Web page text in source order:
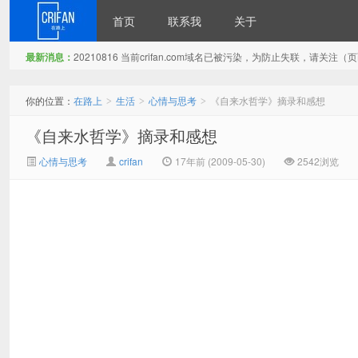
首页 联系我 关于
最新消息： 20210816 当前crifan.com域名已被污染，为防止失联，请关注（
你的位置： 在路上 > 生活 > 心情与思考 > 《自来水哲学》摘录和感想
《自来水哲学》摘录和感想
心情与思考 crifan 17年前 (2009-05-30) 2542浏览